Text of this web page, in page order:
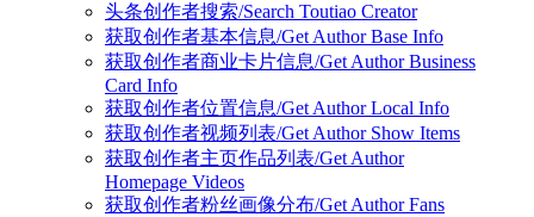
头条创作者搜索/Search Toutiao Creator
获取创作者基本信息/Get Author Base Info
获取创作者商业卡片信息/Get Author Business
Card Info
获取创作者位置信息/Get Author Local Info
获取创作者视频列表/Get Author Show Items
获取创作者主页作品列表/Get Author
Homepage Videos
获取创作者粉丝画像分布/Get Author Fans